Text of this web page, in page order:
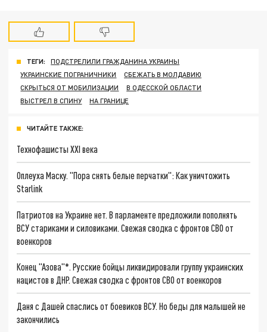
ТЕГИ:
ПОДСТРЕЛИЛИ ГРАЖДАНИНА УКРАИНЫ
УКРАИНСКИЕ ПОГРАНИЧНИКИ
СБЕЖАТЬ В МОЛДАВИЮ
СКРЫТЬСЯ ОТ МОБИЛИЗАЦИИ
В ОДЕССКОЙ ОБЛАСТИ
ВЫСТРЕЛ В СПИНУ
НА ГРАНИЦЕ
ЧИТАЙТЕ ТАКЖЕ:
Технофашисты XXI века
Оплеуха Маску. "Пора снять белые перчатки": Как уничтожить
Starlink
Патриотов на Украине нет. В парламенте предложили пополнять
ВСУ стариками и силовиками. Свежая сводка с фронтов СВО от
военкоров
Конец "Азова"*. Русские бойцы ликвидировали группу украинских
нацистов в ДНР. Свежая сводка с фронтов СВО от военкоров
Даня с Дашей спаслись от боевиков ВСУ. Но беды для малышей не
закончились